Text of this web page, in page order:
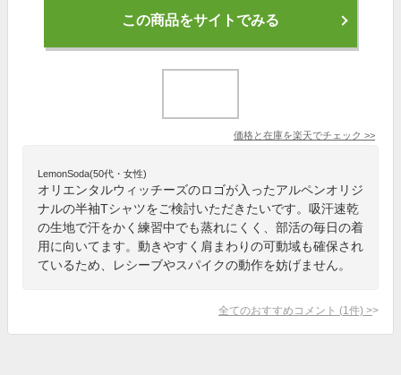
この商品をサイトでみる
価格と在庫を楽天でチェック >>
LemonSoda(50代・女性)
オリエンタルウィッチーズのロゴが入ったアルペンオリジ
ナルの半袖Tシャツをご検討いただきたいです。吸汗速乾
の生地で汗をかく練習中でも蒸れにくく、部活の毎日の着
用に向いてます。動きやすく肩まわりの可動域も確保され
ているため、レシーブやスパイクの動作を妨げません。
全てのおすすめコメント (1 件) >